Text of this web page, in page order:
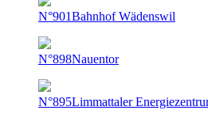
N°901Bahnhof Wädenswil
N°898Nauentor
N°895Limmattaler